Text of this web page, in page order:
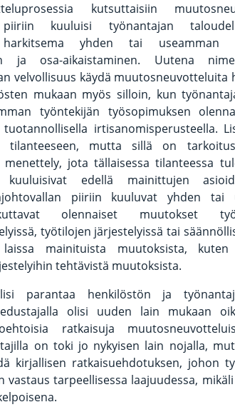
kutsuttaisiin
piiriin kuuluisi työnantajan
yhden tai useamman
ja osa-aikaistaminen. Uutena
velvollisuus käydä muutosneuvotteluita
mukaan myös silloin, kun
työntekijän työsopimuksen
irtisanomisperusteella.
tilanteeseen, mutta sillä on
jota tällaisessa tilanteessa
kuuluisivat edellä mainittujen
piiriin kuuluvat yhden tai
olennaiset muutokset
työtilojen järjestelyissä tai
mainituista muutoksista,
tehtävistä muutoksista.
parantaa henkilöstön ja
olisi uuden lain mukaan
ratkaisuja
on toki jo nykyisen lain nojalla,
kirjallisen ratkaisuehdotuksen, johon
vastaus tarpeellisessa laajuudessa,